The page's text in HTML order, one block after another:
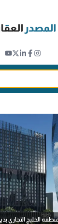
أول
الخليج التجاري